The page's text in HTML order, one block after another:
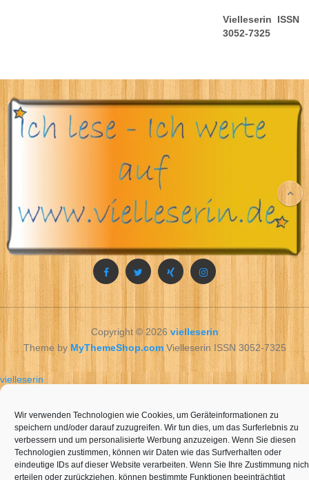
Vielleserin ISSN
3052-7325
Copyright © 2026vielleserin
Theme by MyThemeShop.comVielleserin ISSN 3052-7325
vielleserin
Wir verwenden Technologien wie Cookies, um Geräteinformationen zu
speichern und/oder darauf zuzugreifen. Wir tun dies, um das Surferlebnis zu
verbessern und um personalisierte Werbung anzuzeigen. Wenn Sie diesen
Technologien zustimmen, können wir Daten wie das Surfverhalten oder
eindeutige IDs auf dieser Website verarbeiten. Wenn Sie Ihre Zustimmung
erteilen oder zurückziehen, können bestimmte Funktionen beeinträchtigt
ומיוחדת באיזורתל אביב – תמונה 2.